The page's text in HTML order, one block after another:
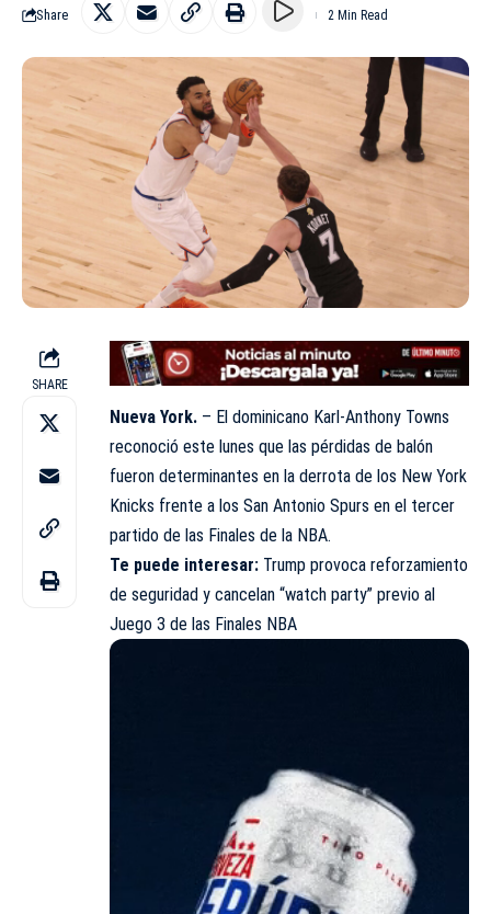
Share 2 Min Read
SHARE
Nueva York. – El dominicano Karl-Anthony Towns
reconoció este lunes que las pérdidas de balón
fueron determinantes en la derrota de los New York
Knicks frente a los San Antonio Spurs en el tercer
partido de las Finales de la NBA.
Te puede interesar: Trump provoca reforzamiento
de seguridad y cancelan “watch party” previo al
Juego 3 de las Finales NBA